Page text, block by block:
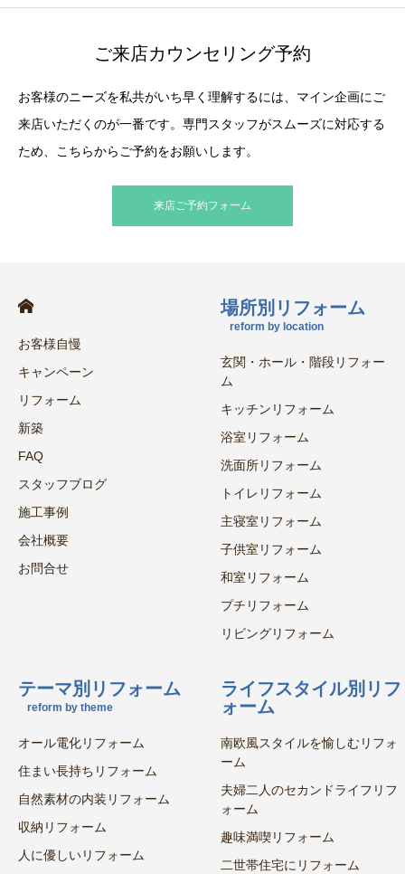
ご来店カウンセリング予約
お客様のニーズを私共がいち早く理解するには、マイン企画にご
来店いただくのが一番です。専門スタッフがスムーズに対応する
ため、こちらからご予約をお願いします。
来店ご予約フォーム
お客様自慢
キャンペーン
リフォーム
新築
FAQ
スタッフブログ
施工事例
会社概要
お問合せ
場所別リフォーム
reform by location
玄関・ホール・階段リフォー
ム
キッチンリフォーム
浴室リフォーム
洗面所リフォーム
トイレリフォーム
主寝室リフォーム
子供室リフォーム
和室リフォーム
プチリフォーム
リビングリフォーム
テーマ別リフォーム
reform by theme
オール電化リフォーム
住まい長持ちリフォーム
自然素材の内装リフォーム
収納リフォーム
人に優しいリフォーム
ライフスタイル別リフ
ォーム
南欧風スタイルを愉しむリフォ
ーム
夫婦二人のセカンドライフリフ
ォーム
趣味満喫リフォーム
二世帯住宅にリフォーム